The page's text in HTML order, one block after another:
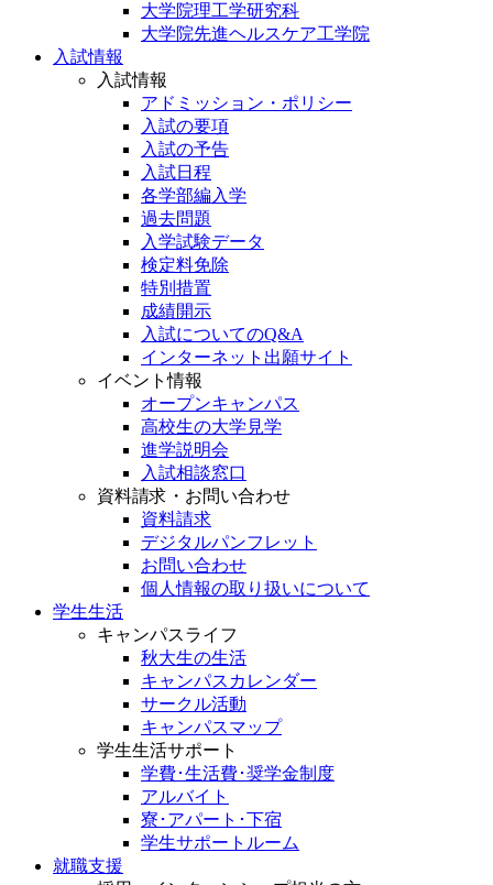
大学院理工学研究科
大学院先進ヘルスケア工学院
入試情報
入試情報
アドミッション・ポリシー
入試の要項
入試の予告
入試日程
各学部編入学
過去問題
入学試験データ
検定料免除
特別措置
成績開示
入試についてのQ&A
インターネット出願サイト
イベント情報
オープンキャンパス
高校生の大学見学
進学説明会
入試相談窓口
資料請求・お問い合わせ
資料請求
デジタルパンフレット
お問い合わせ
個人情報の取り扱いについて
学生生活
キャンパスライフ
秋大生の生活
キャンパスカレンダー
サークル活動
キャンパスマップ
学生生活サポート
学費･生活費･奨学金制度
アルバイト
寮･アパート･下宿
学生サポートルーム
就職支援